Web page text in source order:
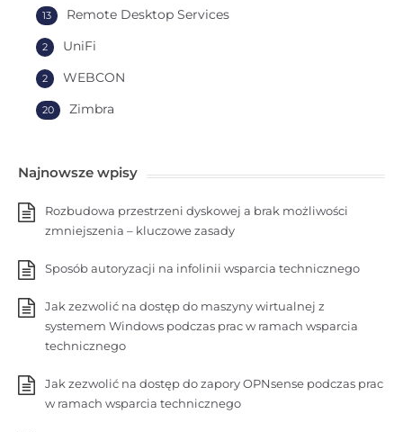
Remote Desktop Services
13
UniFi
2
WEBCON
2
Zimbra
20
Najnowsze wpisy
Rozbudowa przestrzeni dyskowej a brak możliwości
zmniejszenia – kluczowe zasady
Sposób autoryzacji na infolinii wsparcia technicznego
Jak zezwolić na dostęp do maszyny wirtualnej z
systemem Windows podczas prac w ramach wsparcia
technicznego
Jak zezwolić na dostęp do zapory OPNsense podczas prac
w ramach wsparcia technicznego